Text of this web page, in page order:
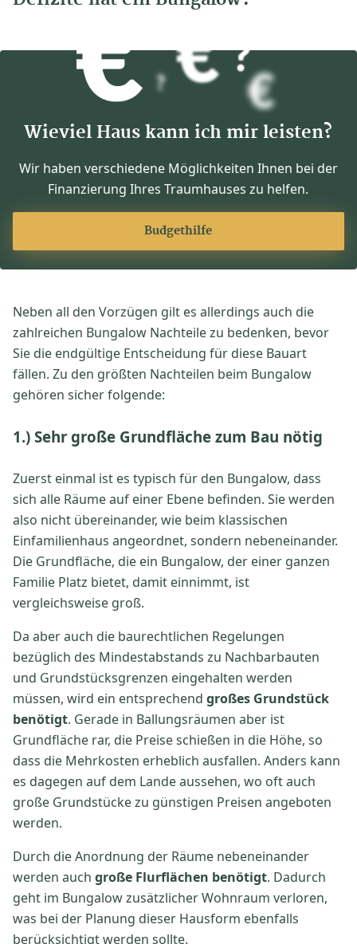
Wieviel Haus kann ich mir leisten?
Wir haben verschiedene Möglichkeiten Ihnen bei der
Finanzierung Ihres Traumhauses zu helfen.
Budgethilfe
Neben all den Vorzügen gilt es allerdings auch die
zahlreichen Bungalow Nachteile zu bedenken, bevor
Sie die endgültige Entscheidung für diese Bauart
fällen. Zu den größten Nachteilen beim Bungalow
gehören sicher folgende:
1.) Sehr große Grundfläche zum Bau nötig
Zuerst einmal ist es typisch für den Bungalow, dass
sich alle Räume auf einer Ebene befinden. Sie werden
also nicht übereinander, wie beim klassischen
Einfamilienhaus angeordnet, sondern nebeneinander.
Die Grundfläche, die ein Bungalow, der einer ganzen
Familie Platz bietet, damit einnimmt, ist
vergleichsweise groß.
Da aber auch die baurechtlichen Regelungen
bezüglich des Mindestabstands zu Nachbarbauten
und Grundstücksgrenzen eingehalten werden
müssen, wird ein entsprechend großes Grundstück
benötigt. Gerade in Ballungsräumen aber ist
Grundfläche rar, die Preise schießen in die Höhe, so
dass die Mehrkosten erheblich ausfallen. Anders kann
es dagegen auf dem Lande aussehen, wo oft auch
große Grundstücke zu günstigen Preisen angeboten
werden.
Durch die Anordnung der Räume nebeneinander
werden auch große Flurflächen benötigt. Dadurch
geht im Bungalow zusätzlicher Wohnraum verloren,
was bei der Planung dieser Hausform ebenfalls
berücksichtigt werden sollte.